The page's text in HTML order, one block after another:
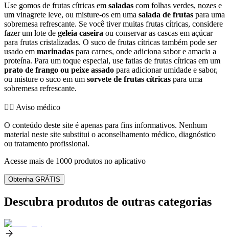
Use gomos de frutas cítricas em saladas com folhas verdes, nozes e
um vinagrete leve, ou misture-os em uma salada de frutas para uma
sobremesa refrescante. Se você tiver muitas frutas cítricas, considere
fazer um lote de geleia caseira ou conservar as cascas em açúcar
para frutas cristalizadas. O suco de frutas cítricas também pode ser
usado em marinadas para carnes, onde adiciona sabor e amacia a
proteína. Para um toque especial, use fatias de frutas cítricas em um
prato de frango ou peixe assado para adicionar umidade e sabor,
ou misture o suco em um sorvete de frutas cítricas para uma
sobremesa refrescante.
👨‍⚕️️ Aviso médico
O conteúdo deste site é apenas para fins informativos. Nenhum
material neste site substitui o aconselhamento médico, diagnóstico
ou tratamento profissional.
Acesse mais de 1000 produtos no aplicativo
Obtenha GRÁTIS
Descubra produtos de outras categorias